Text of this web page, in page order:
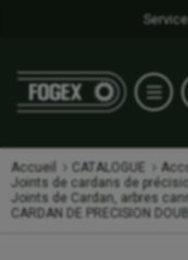
Accueil CATALOGUE
Joints de cardans de
Joints de Cardan, arbres
CARDAN DE PRECISION